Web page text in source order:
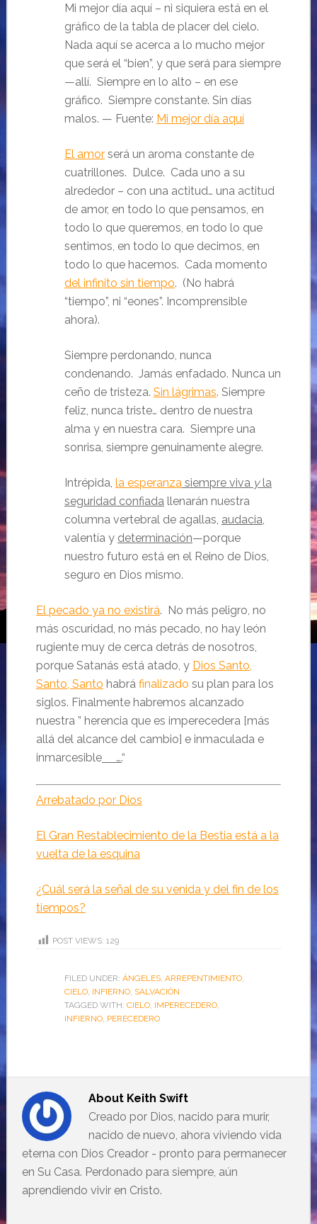
Mi mejor día aquí – ni siquiera está en el
gráfico de la tabla de placer del cielo.
Nada aquí se acerca a lo mucho mejor
que será el “bien”, y que será para siempre
—allí. Siempre en lo alto – en ese
gráfico. Siempre constante. Sin días
malos. — Fuente: Mi mejor día aquí
El amorserá un aroma constante de
cuatrillones. Dulce. Cada uno a su
alrededor – con una actitud… una actitud
de amor, en todo lo que pensamos, en
todo lo que queremos, en todo lo que
sentimos, en todo lo que decimos, en
todo lo que hacemos. Cada momento
del infinito sin tiempo. (No habrá
“tiempo”, ni “eones”. Incomprensible
ahora).
Siempre perdonando, nunca
condenando. Jamás enfadado. Nunca un
ceño de tristeza. Sin lágrimas. Siempre
feliz, nunca triste… dentro de nuestra
alma y en nuestra cara. Siempre una
sonrisa, siempre genuinamente alegre.
Intrépida, la esperanzasiempre viva yla
seguridad confiadallenarán nuestra
columna vertebral de agallas, audacia,
valentía y determinación—porque
nuestro futuro está en el Reino de Dios,
seguro en Dios mismo.
El pecado ya no existirá. No más peligro, no
más oscuridad, no más pecado, no hay león
rugiente muy de cerca detrás de nosotros,
porque Satanás está atado, y Dios Santo,
Santo, Santo habrá finalizado su plan para los
siglos. Finalmente habremos alcanzado
nuestra ” herencia que es imperecedera [más
allá del alcance del cambio] e inmaculada e
inmarcesible….“
Arrebatado por Dios
El Gran Restablecimiento de la Bestia está a la
vuelta de la esquina
¿Cuál será la señal de su venida y del fin de los
tiempos?
POST VIEWS: 129
FILED UNDER: ÁNGELES, ARREPENTIMIENTO,
CIELO, INFIERNO, SALVACIÓN
TAGGED WITH: CIELO, IMPERECEDERO,
INFIERNO, PERECEDERO
About Keith Swift
Creado por Dios, nacido para murir,
nacido de nuevo, ahora viviendo vida
eterna con Dios Creador - pronto para permanecer
en Su Casa. Perdonado para siempre, aún
aprendiendo vivir en Cristo.